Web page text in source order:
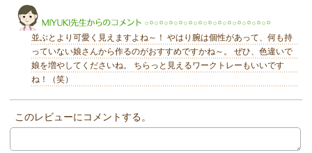
並ぶとより可愛く見えますよね～！ やはり腕は個性があって、何も持
っていない娘さんから作るのがおすすめですかね～。 ぜひ、色違いで
娘を増やしてくださいね。 ちらっと見えるワークトレーもいいです
ね！（笑）
このレビューにコメントする。